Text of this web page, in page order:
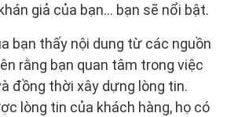
giả của bạn... bạn sẽ nổi bật.
bạn thấy nội dung từ các nguồn
rằng bạn quan tâm trong việc
đồng thời xây dựng lòng tin.
lòng tin của khách hàng, họ có